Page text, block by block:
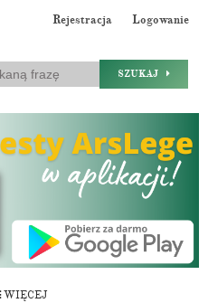
Rejestracja Logowanie
SZUKAJ
WIĘCEJ